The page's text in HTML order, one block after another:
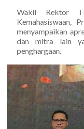
Wakil Rektor
Kemahasiswaan,
menyampaikan
dan mitra lain
penghargaan.